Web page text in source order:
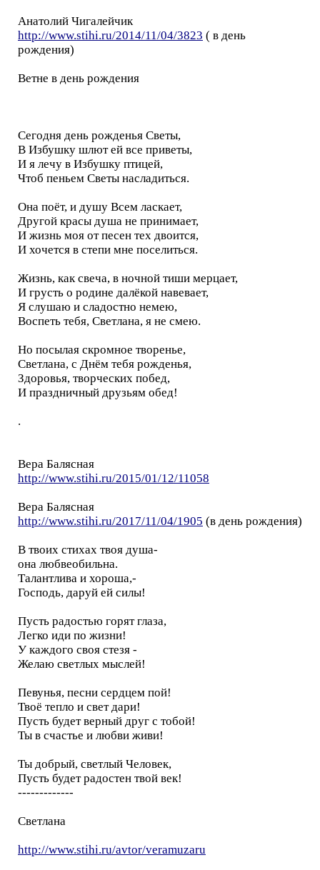
Анатолий Чигалейчик
http://www.stihi.ru/2014/11/04/3823 ( в день
рождения)
Ветне в день рождения
Сегодня день рожденья Светы,
В Избушку шлют ей все приветы,
И я лечу в Избушку птицей,
Чтоб пеньем Светы насладиться.
Она поёт, и душу Всем ласкает,
Другой красы душа не принимает,
И жизнь моя от песен тех двоится,
И хочется в степи мне поселиться.
Жизнь, как свеча, в ночной тиши мерцает,
И грусть о родине далёкой навевает,
Я слушаю и сладостно немею,
Воспеть тебя, Светлана, я не смею.
Но посылая скромное творенье,
Светлана, с Днём тебя рожденья,
Здоровья, творческих побед,
И праздничный друзьям обед!
.
Вера Балясная
http://www.stihi.ru/2015/01/12/11058
Вера Балясная
http://www.stihi.ru/2017/11/04/1905 (в день рождения)
В твоих стихах твоя душа-
она любвеобильна.
Талантлива и хороша,-
Господь, даруй ей силы!
Пусть радостью горят глаза,
Легко иди по жизни!
У каждого своя стезя -
Желаю светлых мыслей!
Певунья, песни сердцем пой!
Твоё тепло и свет дари!
Пусть будет верный друг с тобой!
Ты в счастье и любви живи!
Ты добрый, светлый Человек,
Пусть будет радостен твой век!
-------------
Светлана
http://www.stihi.ru/avtor/veramuzaru